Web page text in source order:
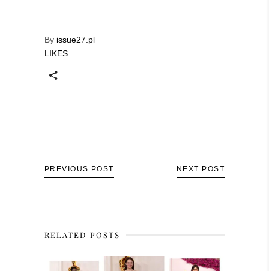
By issue27.pl
LIKES
PREVIOUS POST NEXT POST
RELATED POSTS